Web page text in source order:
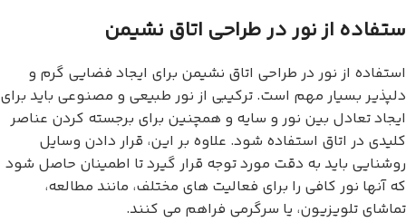
ستفاده از نور در طراحی اتاق نشیمن
استفاده از نور در طراحی اتاق نشیمن برای ایجاد فضایی گرم و
دلپذیر بسیار مهم است. ترکیبی از نور طبیعی و مصنوعی باید برای
ایجاد تعادل بین نور و سایه و همچنین برای برجسته کردن عناصر
کلیدی در اتاق استفاده شود. علاوه بر این، قرار دادن وسایل
روشنایی باید به دقت مورد توجه قرار گیرد تا اطمینان حاصل شود
که آنها نور کافی را برای فعالیت های مختلف، مانند مطالعه،
تماشای تلویزیون، یا سرگرمی فراهم می کنند.